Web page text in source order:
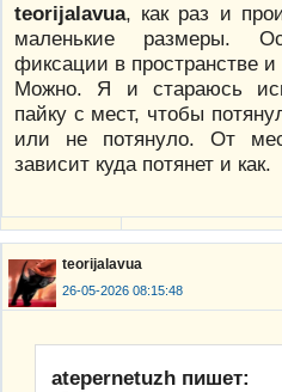
teorijalavua, как раз и
маленькие размеры.
фиксации в пространстве
Можно. Я и стараюсь
пайку с мест, чтобы
или не потянуло. От
зависит куда потянет и как.
teorijalavua
26-05-2026 08:15:48
atepernetuzh пишет: